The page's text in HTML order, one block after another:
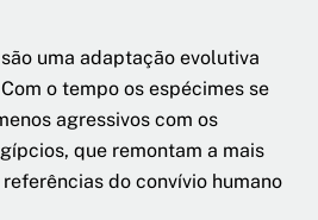
uma adaptação evolutiva
o tempo os espécimes se
agressivos com os
que remontam a mais
do convívio humano